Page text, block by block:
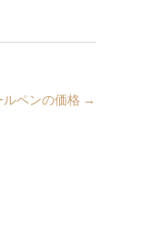
ペンの価格 →